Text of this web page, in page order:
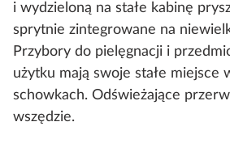
i wydzieloną na stałe kabinę
sprytnie zintegrowane na
Przybory do pielęgnacji i
użytku mają swoje stałe miejsce
schowkach. Odświeżające
wszędzie.